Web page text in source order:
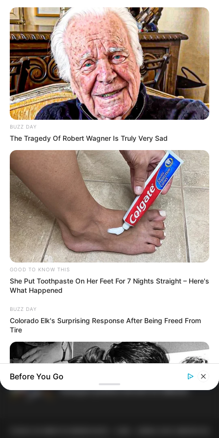
DIVERSAS
MATÉRIAS EM DESTAQUE NOS ÚLTIMOS 30 DIAS
Prefeitura realiza a maior entrega de
história...
Agente de Saúde é indiciada por
falsificar visitas que nunca aconteceram.
Terceiro lote da restituição do IR paga
R$ 4,61 bilhões para 2,7 milhões de
contribuintes.
MATÉRIAS EM DESTAQUES
Agente de Saúde é indiciada por
falsificar visitas que nunca aconteceram.
Motos e bicicletas para ACS e ACE: veja o
benefício.
triênios, quinquênios, sexta-parte e
licenças-prêmio entram no debate.
BUZZ DAY
The Tragedy Of Robert Wagner Is Truly Very Sad
GOOD TO KNOW THIS
She Put Toothpaste On Her Feet For 7 Nights Straight – Here's
What Happened
BUZZ DAY
Colorado Elk's Surprising Response After Being Freed From
Tire
Before You Go